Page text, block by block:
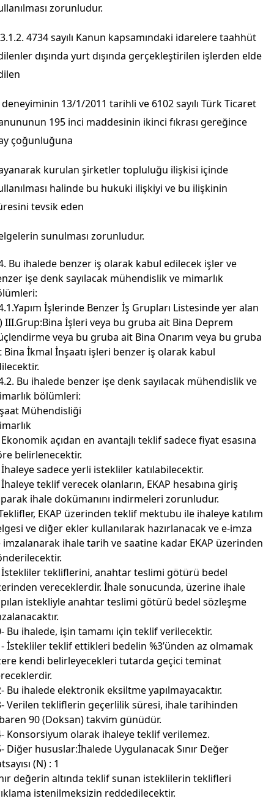
zorunludur.
4734 sayılı Kanun kapsamındaki idarelere taahhüt
dışında yurt dışında gerçekleştirilen işlerden elde
13/1/2011 tarihli ve 6102 sayılı Türk Ticaret
195 inci maddesinin ikinci fıkrası gereğince
çoğunluğuna
kurulan şirketler topluluğu ilişkisi içinde
halinde bu hukuki ilişkiyi ve bu ilişkinin
tevsik eden
sunulması zorunludur.
Bu ihalede benzer iş olarak kabul edilecek işler ve
işe denk sayılacak mühendislik ve mimarlık
İşlerinde Benzer İş Grupları Listesinde yer alan
III.Grup:Bina İşleri veya bu gruba ait Bina Deprem
veya bu gruba ait Bina Onarım veya bu gruba
Bina İkmal İnşaatı işleri benzer iş olarak kabul
Bu ihalede benzer işe denk sayılacak mühendislik ve
bölümleri:
Mühendisliği
açıdan en avantajlı teklif sadece fiyat esasına
belirlenecektir.
sadece yerli istekliler katılabilecektir.
teklif verecek olanların, EKAP hesabına giriş
ihale dokümanını indirmeleri zorunludur.
EKAP üzerinden teklif mektubu ile ihaleye katılım
ve diğer ekler kullanılarak hazırlanacak ve e-imza
imzalanarak ihale tarih ve saatine kadar EKAP üzerinden
İstekliler tekliflerini, anahtar teslimi götürü bedel
vereceklerdir. İhale sonucunda, üzerine ihale
istekliyle anahtar teslimi götürü bedel sözleşme
Bu ihalede, işin tamamı için teklif verilecektir.
İstekliler teklif ettikleri bedelin %3’ünden az olmamak
kendi belirleyecekleri tutarda geçici teminat
Bu ihalede elektronik eksiltme yapılmayacaktır.
Verilen tekliflerin geçerlilik süresi, ihale tarihinden
90 (Doksan) takvim günüdür.
Konsorsiyum olarak ihaleye teklif verilemez.
Diğer hususlar:İhalede Uygulanacak Sınır Değer
(N) : 1
değerin altında teklif sunan isteklilerin teklifleri
istenilmeksizin reddedilecektir.